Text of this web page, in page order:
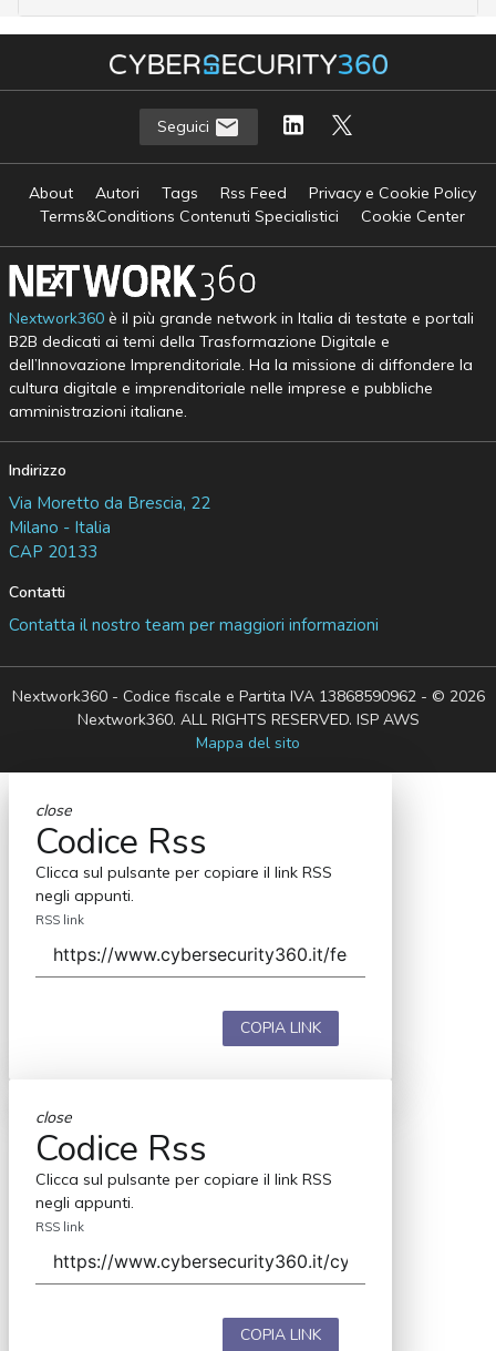
Seguici
About Autori Tags Rss Feed
Privacy e Cookie Policy
Terms&Conditions Contenuti Specialistici
Cookie Center
Nextwork360è il più grande network in Italia di testate e portali
B2B dedicati ai temi della Trasformazione Digitale e
dell’Innovazione Imprenditoriale. Ha la missione di diffondere la
cultura digitale e imprenditoriale nelle imprese e pubbliche
amministrazioni italiane.
Indirizzo
Via Moretto da Brescia, 22
Milano - Italia
CAP 20133
Contatti
Contatta il nostro team per maggiori informazioni
Nextwork360 - Codice fiscale e Partita IVA 13868590962 - © 2026
Nextwork360. ALL RIGHTS RESERVED. ISP AWS
Mappa del sito
close
Codice Rss
Clicca sul pulsante per copiare il link RSS
negli appunti.
RSS link
COPIA LINK
close
Codice Rss
Clicca sul pulsante per copiare il link RSS
negli appunti.
RSS link
COPIA LINK